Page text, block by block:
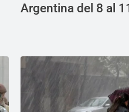
Argentina del 8 al